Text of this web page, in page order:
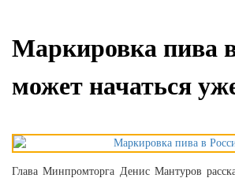
Маркировка пива
может начаться
Глава Минпромторга Денис Мантуров